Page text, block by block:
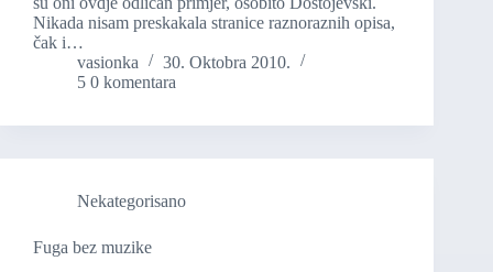
Nikada nisam preskakala stranice raznoraznih opisa,
čak i…
vasionka
30. Oktobra 2010.
5 0 komentara
Nekategorisano
Fuga bez muzike